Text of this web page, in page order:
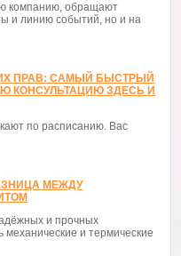
компанию, обращают
и линию событий, но и на
ПРАВ: САМЫЙ БЫСТРЫЙ
КОНСУЛЬТАЦИЮ ЗДЕСЬ И
по расписанию. Вас
МЕЖДУ
и прочных
и термические